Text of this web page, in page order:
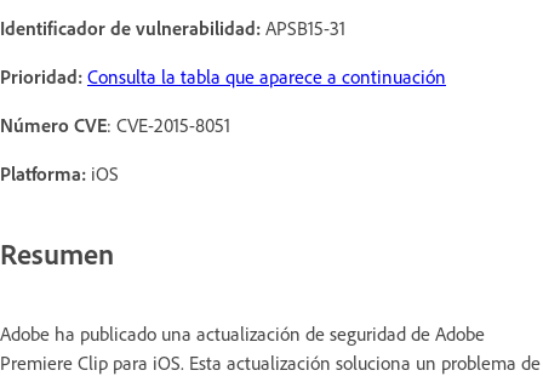
Identificador de vulnerabilidad: APSB15-31
Prioridad: Consulta la tabla que aparece a continuación
Número CVE: CVE-2015-8051
Platforma: iOS
Resumen
Adobe ha publicado una actualización de seguridad de Adobe
Premiere Clip para iOS. Esta actualización soluciona un problema de